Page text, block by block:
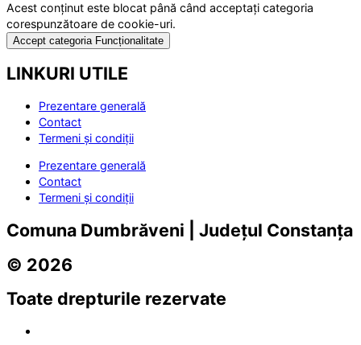
Acest conținut este blocat până când acceptați categoria
corespunzătoare de cookie-uri.
Accept categoria Funcționalitate
LINKURI UTILE
Prezentare generală
Contact
Termeni și condiții
Prezentare generală
Contact
Termeni și condiții
Comuna Dumbrăveni | Județul Constanța
© 2026
Toate drepturile rezervate